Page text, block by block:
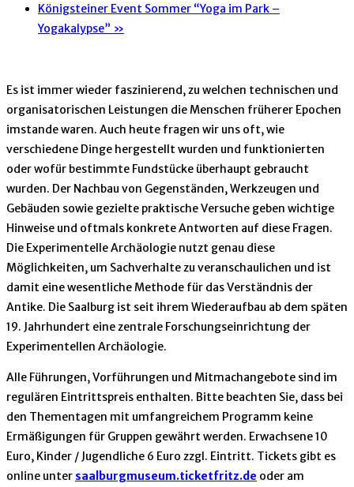
Königsteiner Event Sommer “Yoga im Park –
Yogakalypse” »
Es ist immer wieder faszinierend, zu welchen technischen und
organisatorischen Leistungen die Menschen früherer Epochen
imstande waren. Auch heute fragen wir uns oft, wie
verschiedene Dinge hergestellt wurden und funktionierten
oder wofür bestimmte Fundstücke überhaupt gebraucht
wurden. Der Nachbau von Gegenständen, Werkzeugen und
Gebäuden sowie gezielte praktische Versuche geben wichtige
Hinweise und oftmals konkrete Antworten auf diese Fragen.
Die Experimentelle Archäologie nutzt genau diese
Möglichkeiten, um Sachverhalte zu veranschaulichen und ist
damit eine wesentliche Methode für das Verständnis der
Antike. Die Saalburg ist seit ihrem Wiederaufbau ab dem späten
19. Jahrhundert eine zentrale Forschungseinrichtung der
Experimentellen Archäologie.
Alle Führungen, Vorführungen und Mitmachangebote sind im
regulären Eintrittspreis enthalten. Bitte beachten Sie, dass bei
den Thementagen mit umfangreichem Programm keine
Ermäßigungen für Gruppen gewährt werden. Erwachsene 10
Euro, Kinder / Jugendliche 6 Euro zzgl. Eintritt. Tickets gibt es
online unter saalburgmuseum.ticketfritz.de oder am